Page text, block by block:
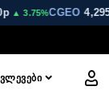
▲ 3.75%CGEO4,295p